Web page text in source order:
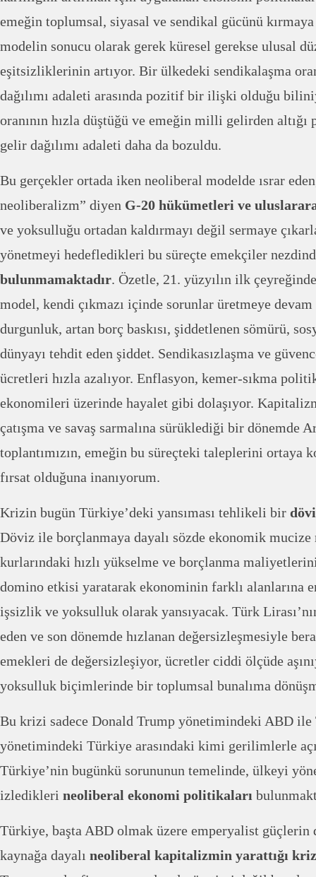
emeğin toplumsal, siyasal ve sendikal gücünü
modelin sonucu olarak gerek küresel gerekse ulusal
eşitsizliklerinin artıyor. Bir ülkedeki sendikalaşma
dağılımı adaleti arasında pozitif bir ilişki olduğu
oranının hızla düştüğü ve emeğin milli gelirden altığı
gelir dağılımı adaleti daha da bozuldu.
Bu gerçekler ortada iken neoliberal modelde ısrar
neoliberalizm” diyen G-20 hükümetleri ve
ve yoksulluğu ortadan kaldırmayı değil sermaye
yönetmeyi hedefledikleri bu süreçte emekçiler
bulunmamaktadır. Özetle, 21. yüzyılın ilk
model, kendi çıkmazı içinde sorunlar üretmeye
durgunluk, artan borç baskısı, şiddetlenen sömürü,
dünyayı tehdit eden şiddet. Sendikasızlaşma ve
ücretleri hızla azalıyor. Enflasyon, kemer-sıkma
ekonomileri üzerinde hayalet gibi dolaşıyor.
çatışma ve savaş sarmalına sürüklediği bir dönemde
toplantımızın, emeğin bu süreçteki taleplerini ortaya
fırsat olduğuna inanıyorum.
Krizin bugün Türkiye’deki yansıması tehlikeli bir
Döviz ile borçlanmaya dayalı sözde ekonomik mucize
kurlarındaki hızlı yükselme ve borçlanma
domino etkisi yaratarak ekonominin farklı alanlarına
işsizlik ve yoksulluk olarak yansıyacak. Türk
eden ve son dönemde hızlanan değersizleşmesiyle
emekleri de değersizleşiyor, ücretler ciddi ölçüde
yoksulluk biçimlerinde bir toplumsal bunalıma
Bu krizi sadece Donald Trump yönetimindeki ABD ile
yönetimindeki Türkiye arasındaki kimi gerilimlerle
Türkiye’nin bugünkü sorununun temelinde, ülkeyi
izledikleri neoliberal ekonomi politikaları
Türkiye, başta ABD olmak üzere emperyalist güçlerin
kaynağa dayalı neoliberal kapitalizmin yarattığı kriz